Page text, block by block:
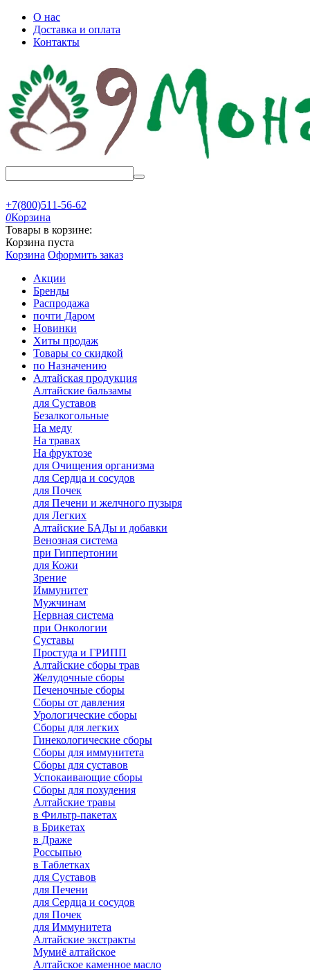
О нас
Доставка и оплата
Контакты
+7(800)511-56-62
0Корзина
Товары в корзине:
Корзина пуста
Корзина Оформить заказ
Акции
Бренды
Распродажа
почти Даром
Новинки
Хиты продаж
Товары со скидкой
по Назначению
Алтайская продукция
Алтайские бальзамы
для Суставов
Безалкогольные
На меду
На травах
На фруктозе
для Очищения организма
для Сердца и сосудов
для Почек
для Печени и желчного пузыря
для Легких
Алтайские БАДы и добавки
Венозная система
при Гиппертонии
для Кожи
Зрение
Иммунитет
Мужчинам
Нервная система
при Онкологии
Суставы
Простуда и ГРИПП
Алтайские сборы трав
Желудочные сборы
Печеночные сборы
Сборы от давления
Урологические сборы
Сборы для легких
Гинекологические сборы
Сборы для иммунитета
Сборы для суставов
Успокаивающие сборы
Сборы для похудения
Алтайские травы
в Фильтр-пакетах
в Брикетах
в Драже
Россыпью
в Таблетках
для Cуставов
для Печени
для Сердца и сосудов
для Почек
для Иммунитета
Алтайские экстракты
Мумиё алтайское
Алтайское каменное масло